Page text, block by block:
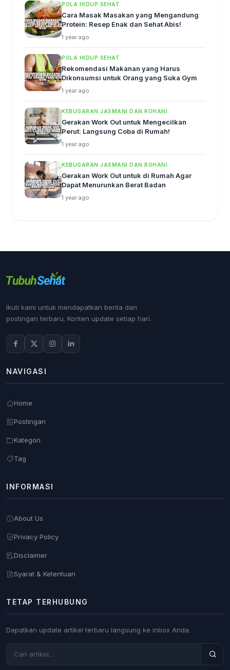
POLA HIDUP SEHAT
Cara Masak Masakan yang Mengandung
Protein: Resep Enak dan Sehat Abis!
1 year ago
POLA HIDUP SEHAT
Rekomendasi Makanan yang Harus
Dikonsumsi untuk Orang yang Suka Gym
1 year ago
KEBUGARAN JASMANI DAN ROHANI
Gerakan Work Out untuk Mengecilkan
Perut: Langsung Coba di Rumah!
1 year ago
KEBUGARAN JASMANI DAN ROHANI
Gerakan Work Out untuk di Rumah Agar
Dapat Menurunkan Berat Badan
1 year ago
Ikuti kami untuk mendapatkan berita dan
postingan terbaru. Konten update setiap hari.
NAVIGASI
Home
Postingan
Kategori
Tag
INFORMASI
About Us
Privacy Policy
Disclaimer
Syarat & Ketentuan
TETAP TERHUBUNG
Dapatkan update artikel terbaru langsung ke inbox Anda.